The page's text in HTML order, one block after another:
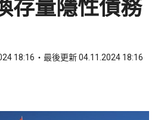
存量隱性債務
18:16 最後更新 04.11.2024 18:16